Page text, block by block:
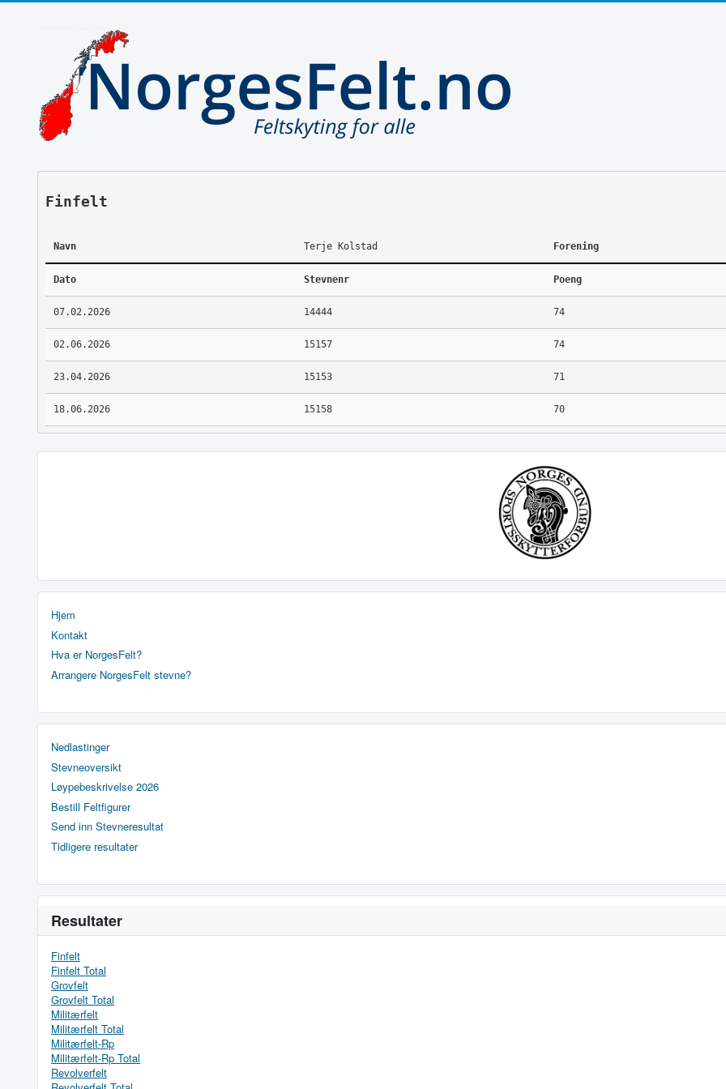
Finfelt
Navn Terje Kolstad Forening
Dato Stevnenr Poeng
07.02.2026 14444 74
02.06.2026 15157 74
23.04.2026 15153 71
18.06.2026 15158 70
Hjem
Kontakt
Hva er NorgesFelt?
Arrangere NorgesFelt stevne?
Nedlastinger
Stevneoversikt
Løypebeskrivelse 2026
Bestill Feltfigurer
Send inn Stevneresultat
Tidligere resultater
Resultater
Finfelt
Finfelt Total
Grovfelt
Grovfelt Total
Militærfelt
Militærfelt Total
Militærfelt-Rp
Militærfelt-Rp Total
Revolverfelt